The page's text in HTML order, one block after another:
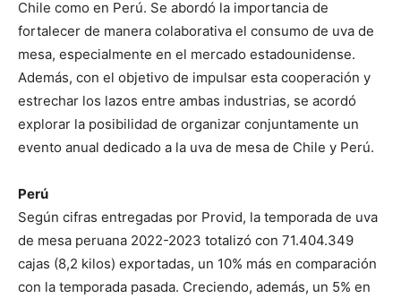
Chile como en Perú. Se abordó la importancia de
fortalecer de manera colaborativa el consumo de uva de
mesa, especialmente en el mercado estadounidense.
Además, con el objetivo de impulsar esta cooperación y
estrechar los lazos entre ambas industrias, se acordó
explorar la posibilidad de organizar conjuntamente un
evento anual dedicado a la uva de mesa de Chile y Perú.
Perú
Según cifras entregadas por Provid, la temporada de uva
de mesa peruana 2022-2023 totalizó con 71.404.349
cajas (8,2 kilos) exportadas, un 10% más en comparación
con la temporada pasada. Creciendo, además, un 5% en